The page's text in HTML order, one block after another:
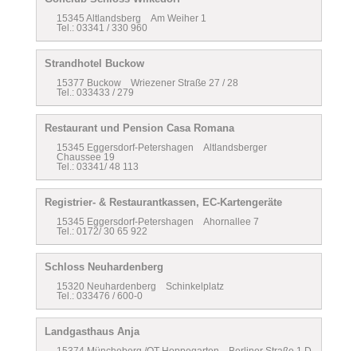
15345 Altlandsberg Am Weiher 1
Tel.: 03341 / 330 960
Strandhotel Buckow
15377 Buckow Wriezener Straße 27 / 28
Tel.: 033433 / 279
Restaurant und Pension Casa Romana
15345 Eggersdorf-Petershagen Altlandsberger
Chaussee 19
Tel.: 03341/ 48 113
Registrier- & Restaurantkassen, EC-Kartengeräte
15345 Eggersdorf-Petershagen Ahornallee 7
Tel.: 0172/ 30 65 922
Schloss Neuhardenberg
15320 Neuhardenberg Schinkelplatz
Tel.: 033476 / 600-0
Landgasthaus Anja